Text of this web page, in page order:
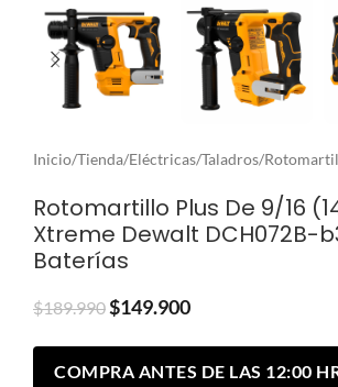
Inicio/Tienda/Eléctricas/Taladros/
Rotomartillo Plus De 9/16
Xtreme Dewalt DCH072B-
Baterías
$189.990$149.900
COMPRA ANTES DE LAS 12:00